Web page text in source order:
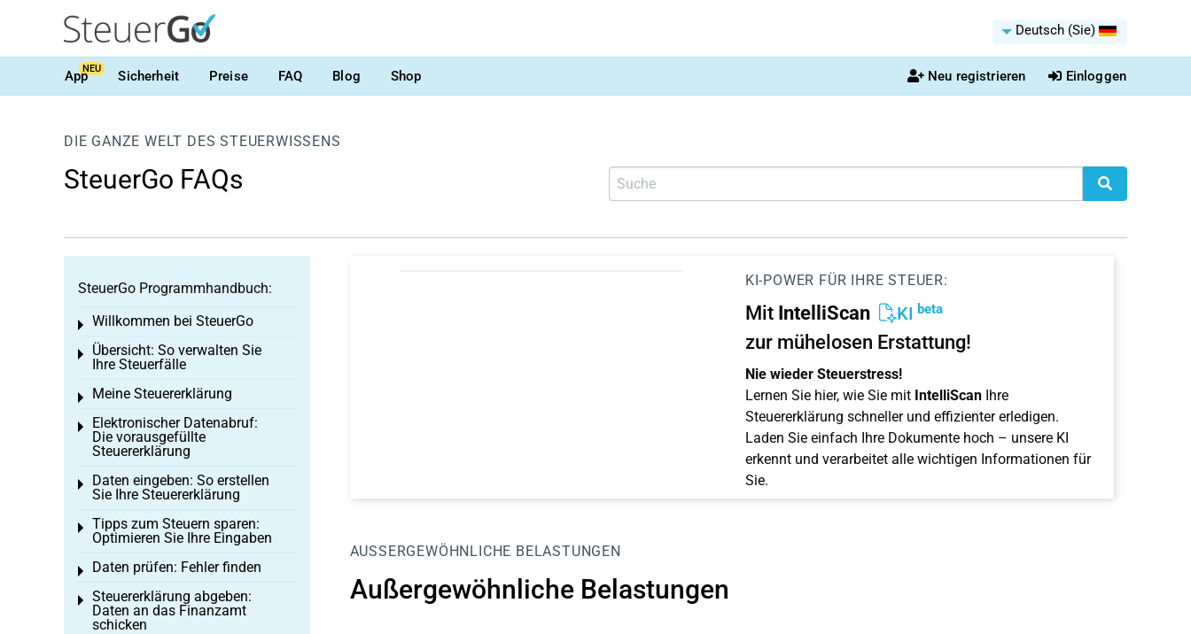
Deutsch (Sie)
AppNEU Sicherheit Preise FAQ Blog Shop Neu registrieren Einloggen
DIE GANZE WELT DES STEUERWISSENS
SteuerGo FAQs
KI-POWER FÜR IHRE STEUER:
Mit IntelliScan KI beta
zur mühelosen Erstattung!
Nie wieder Steuerstress!
Lernen Sie hier, wie Sie mit IntelliScanIhre
Steuererklärung schneller und effizienter erledigen.
Laden Sie einfach Ihre Dokumente hoch – unsere KI
erkennt und verarbeitet alle wichtigen Informationen für
Sie.
AUSSERGEWÖHNLICHE BELASTUNGEN
Außergewöhnliche Belastungen
SteuerGo Programmhandbuch:
Willkommen bei SteuerGo
Toggle menu
Übersicht: So verwalten Sie
Ihre Steuerfälle
Toggle menu
Meine Steuererklärung
Toggle menu
Elektronischer Datenabruf:
Die vorausgefüllte
Steuererklärung
Toggle menu
Daten eingeben: So erstellen
Sie Ihre Steuererklärung
Toggle menu
Tipps zum Steuern sparen:
Optimieren Sie Ihre Eingaben
Toggle menu
Daten prüfen: Fehler finden
Toggle menu
Steuererklärung abgeben:
Daten an das Finanzamt
schicken
Toggle menu